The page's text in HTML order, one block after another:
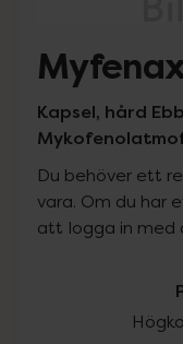
Kapsel, hård
Du behöver ett
vara. Om du har
att logga in med